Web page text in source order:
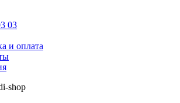
03
и оплата
shop